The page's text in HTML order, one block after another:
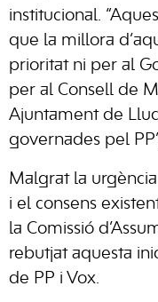
institucional.
que la millora
prioritat ni per al
per al Consell de
Ajuntament de
governades pel
Malgrat la
i el consens
la Comissió
rebutjat aquesta
de PP i Vox.